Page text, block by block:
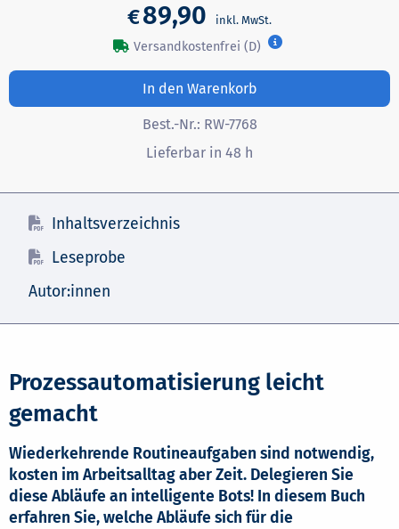
€89,90
Versandkostenfrei (D)
In den Warenkorb
Best.-Nr.: RW-7768
Lieferbar in 48 h
Inhaltsverzeichnis
Leseprobe
Autor:innen
Prozessautomatisierung leicht
gemacht
Wiederkehrende Routineaufgaben sind notwendig,
kosten im Arbeitsalltag aber Zeit. Delegieren Sie
diese Abläufe an intelligente Bots! In diesem Buch
erfahren Sie, welche Abläufe sich für die